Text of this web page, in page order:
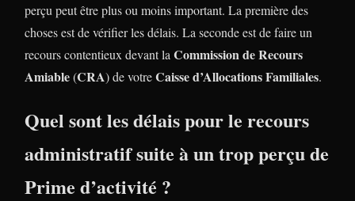
perçu peut être plus ou moins important. La première des
choses est de vérifier les délais. La seconde est de faire un
recours contentieux devant la Commission de Recours
Amiable(CRA) de votreCaisse d’Allocations Familiales.
Quel sont les délais pour le recours
administratif suite à un trop perçude
Prime d’activité ?